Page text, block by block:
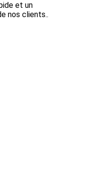
et un
nos clients..